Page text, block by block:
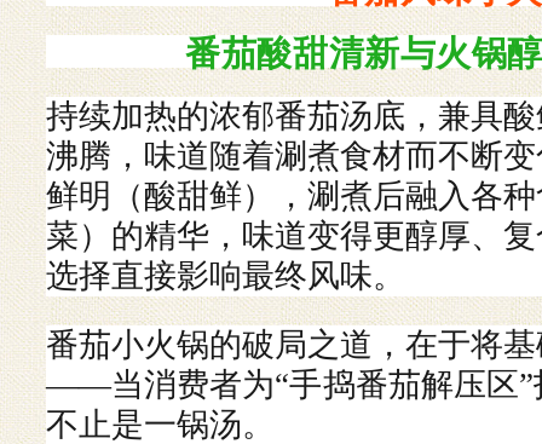
番茄酸甜清新与火锅
持续加热的浓郁番茄汤底，兼具
沸腾，味道随着涮煮食材而不断
鲜明（酸甜鲜），涮煮后融入各
菜）的精华，味道变得更醇厚、
选择直接影响最终风味。
番茄小火锅的破局之道，在于将
——当消费者为“手捣番茄解压区”
不止是一锅汤。